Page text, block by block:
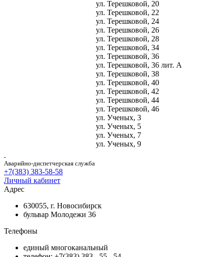
ул. Терешковой, 20
ул. Терешковой, 22
ул. Терешковой, 24
ул. Терешковой, 26
ул. Терешковой, 28
ул. Терешковой, 34
ул. Терешковой, 36
ул. Терешковой, 36 лит. А
ул. Терешковой, 38
ул. Терешковой, 40
ул. Терешковой, 42
ул. Терешковой, 44
ул. Терешковой, 46
ул. Ученых, 3
ул. Ученых, 5
ул. Ученых, 7
ул. Ученых, 9
Аварийно-диспетчерская служба
+7(383) 383-58-58
Личный кабинет
Адрес
630055, г. Новосибирск
бульвар Молодежи 36
Телефоны
единый многоканальный